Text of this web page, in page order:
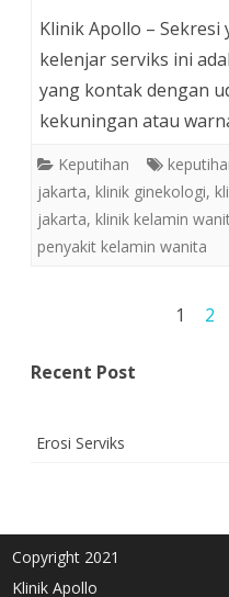
Klinik Apollo –
kelenjar serviks ini
yang kontak dengan
kekuningan atau
Keputihan
jakarta, klinik ginekologi,
jakarta, klinik kelamin
penyakit kelamin wanita
1 2
Recent Post
Erosi Serviks
Copyright 2021
Klinik Apollo